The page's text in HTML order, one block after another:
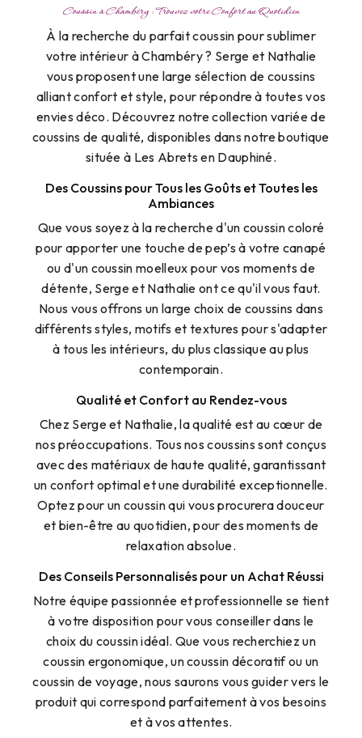
Coussin à Chambéry : Trouvez votre Confort au Quotidien
À la recherche du parfait coussin pour sublimer
votre intérieur à Chambéry ? Serge et Nathalie
vous proposent une large sélection de coussins
alliant confort et style, pour répondre à toutes vos
envies déco. Découvrez notre collection variée de
coussins de qualité, disponibles dans notre boutique
située à Les Abrets en Dauphiné.
Des Coussins pour Tous les Goûts et Toutes les
Ambiances
Que vous soyez à la recherche d'un coussin coloré
pour apporter une touche de pep’s à votre canapé
ou d'un coussin moelleux pour vos moments de
détente, Serge et Nathalie ont ce qu'il vous faut.
Nous vous offrons un large choix de coussins dans
différents styles, motifs et textures pour s'adapter
à tous les intérieurs, du plus classique au plus
contemporain.
Qualité et Confort au Rendez-vous
Chez Serge et Nathalie, la qualité est au cœur de
nos préoccupations. Tous nos coussins sont conçus
avec des matériaux de haute qualité, garantissant
un confort optimal et une durabilité exceptionnelle.
Optez pour un coussin qui vous procurera douceur
et bien-être au quotidien, pour des moments de
relaxation absolue.
Des Conseils Personnalisés pour un Achat Réussi
Notre équipe passionnée et professionnelle se tient
à votre disposition pour vous conseiller dans le
choix du coussin idéal. Que vous recherchiez un
coussin ergonomique, un coussin décoratif ou un
coussin de voyage, nous saurons vous guider vers le
produit qui correspond parfaitement à vos besoins
et à vos attentes.